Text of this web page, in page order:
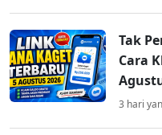
Tak
Cara
3 hari